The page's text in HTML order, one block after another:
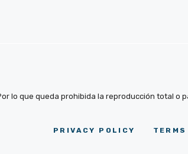
lo que queda prohibida la reproducción total o
PRIVACY POLICY